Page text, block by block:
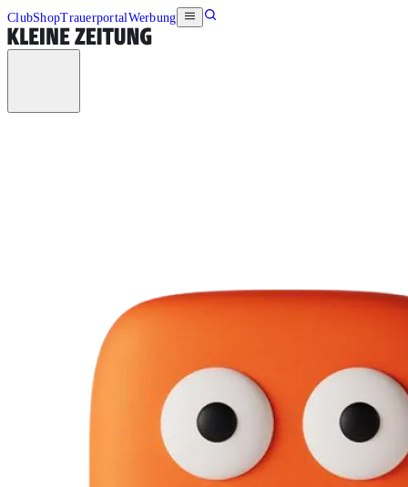
ClubShopTrauerportalWerbung